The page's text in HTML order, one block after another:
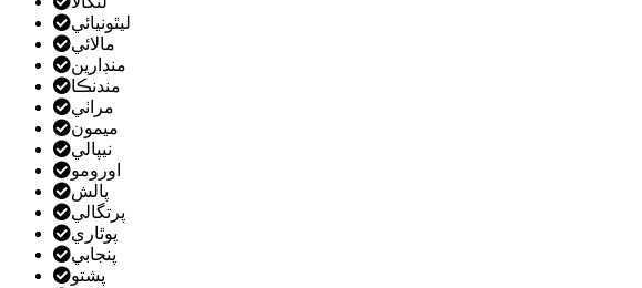
ليٿونيائي
مالائي
منڊارين
مندنڪا
مراٺي
ميمون
نيپالي
اورومو
پالش
پرتگالي
پوٿاري
پنجابي
پشتو